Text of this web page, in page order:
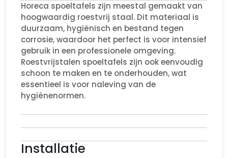
Horeca spoeltafels zijn meestal gemaakt van
hoogwaardig roestvrij staal. Dit materiaal is
duurzaam, hygiënisch en bestand tegen
corrosie, waardoor het perfect is voor intensief
gebruik in een professionele omgeving.
Roestvrijstalen spoeltafels zijn ook eenvoudig
schoon te maken en te onderhouden, wat
essentieel is voor naleving van de
hygiënenormen.
Installatie